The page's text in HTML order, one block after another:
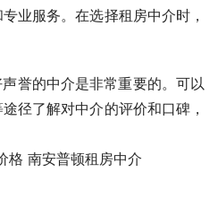
业服务。在选择租房中介时，
誉的中介是非常重要的。可以
径了解对中介的评价和口碑，